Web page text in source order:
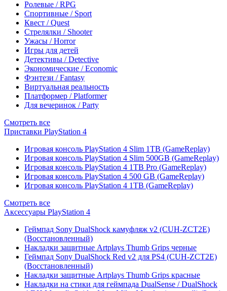
Ролевые / RPG
Спортивные / Sport
Квест / Quest
Стрелялки / Shooter
Ужасы / Horror
Игры для детей
Детективы / Detective
Экономические / Economic
Фэнтези / Fantasy
Виртуальная реальность
Платформер / Platformer
Для вечеринок / Party
Смотреть все
Приставки PlayStation 4
Игровая консоль PlayStation 4 Slim 1TB (GameReplay)
Игровая консоль PlayStation 4 Slim 500GB (GameReplay)
Игровая консоль PlayStation 4 1TB Pro (GameReplay)
Игровая консоль PlayStation 4 500 GB (GameReplay)
Игровая консоль PlayStation 4 1TB (GameReplay)
Смотреть все
Аксессуары PlayStation 4
Геймпад Sony DualShock камуфляж v2 (CUH-ZCT2E)
(Восстановленный)
Накладки защитные Artplays Thumb Grips черные
Геймпад Sony DualShock Red v2 для PS4 (CUH-ZCT2E)
(Восстановленный)
Накладки защитные Artplays Thumb Grips красные
Накладки на стики для геймпада DualSense / DualShock